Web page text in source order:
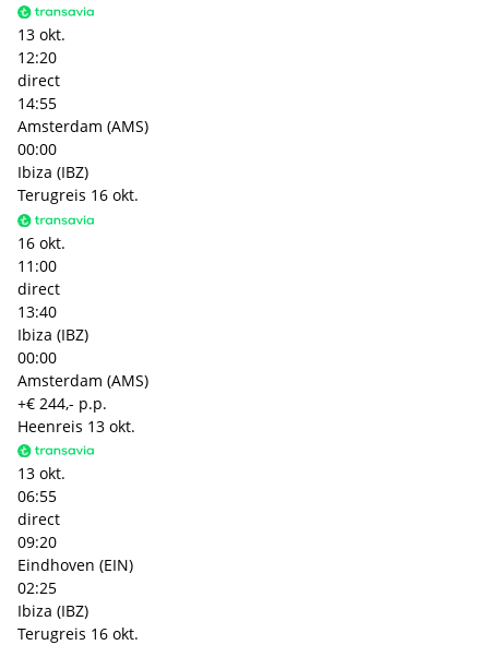
13 okt.
12:20
direct
14:55
Amsterdam (AMS)
00:00
Ibiza (IBZ)
Terugreis 16 okt.
16 okt.
11:00
direct
13:40
Ibiza (IBZ)
00:00
Amsterdam (AMS)
+€ 244,- p.p.
Heenreis 13 okt.
13 okt.
06:55
direct
09:20
Eindhoven (EIN)
02:25
Ibiza (IBZ)
Terugreis 16 okt.